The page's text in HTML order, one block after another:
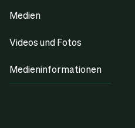
Medien
Videos und Fotos
Medieninformationen